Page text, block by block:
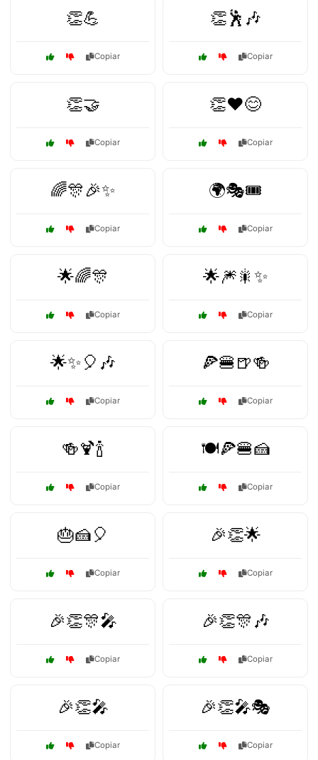
👏💪
Copiar
👏🕺🎶
Copiar
👏🤝
Copiar
👏❤️😊
Copiar
🌈🎊🎉✨
Copiar
🌍🎭🎟️
Copiar
🌟🌈🎊
Copiar
🌟🎆🎇✨
Copiar
🌟✨🎈🎶
Copiar
🍕🍔🍺🍻
Copiar
🍻🍹🍾
Copiar
🍽️🍕🍔🍰
Copiar
🎂🍰🎈
Copiar
🎉👏🌟
Copiar
🎉👏🎊🎤
Copiar
🎉👏🎊🎶
Copiar
🎉👏🎤
Copiar
🎉👏🎤🎭
Copiar